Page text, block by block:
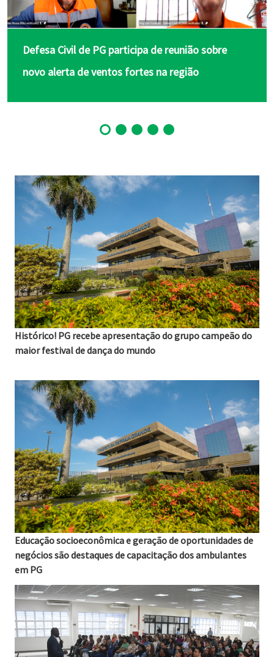
Defesa Civil de PG participa de reunião sobre
novo alerta de ventos fortes na região
Histórico! PG recebe apresentação do grupo campeão do
maior festival de dança do mundo
Educação socioeconômica e geração de oportunidades de
negócios são destaques de capacitação dos ambulantes
em PG
06/08/2026